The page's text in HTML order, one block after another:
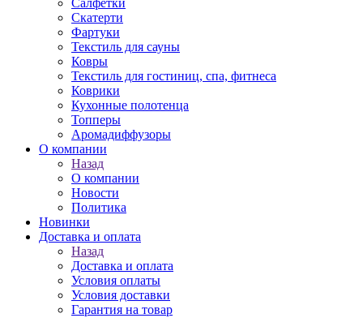
Салфетки
Скатерти
Фартуки
Текстиль для сауны
Ковры
Текстиль для гостиниц, спа, фитнеса
Коврики
Кухонные полотенца
Топперы
Аромадиффузоры
О компании
Назад
О компании
Новости
Политика
Новинки
Доставка и оплата
Назад
Доставка и оплата
Условия оплаты
Условия доставки
Гарантия на товар